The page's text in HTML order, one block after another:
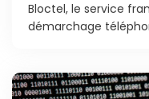
Bloctel, le service
démarchage